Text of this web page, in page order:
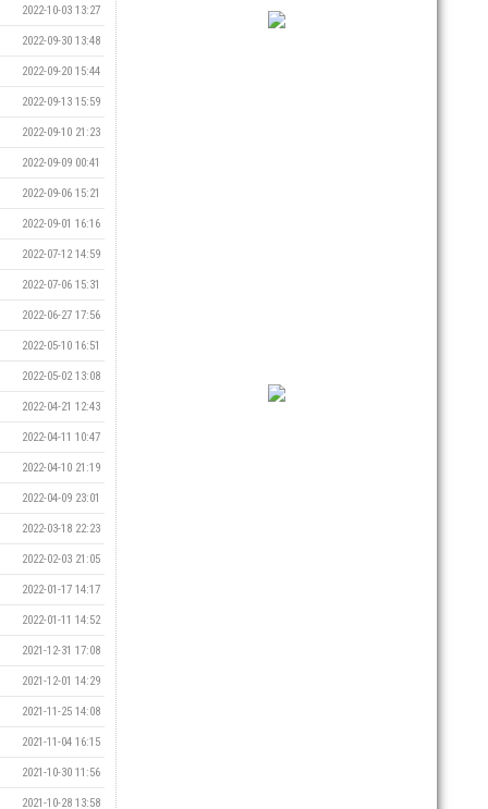
2022-10-03 13:27
2022-09-30 13:48
2022-09-20 15:44
2022-09-13 15:59
2022-09-10 21:23
2022-09-09 00:41
2022-09-06 15:21
2022-09-01 16:16
2022-07-12 14:59
2022-07-06 15:31
2022-06-27 17:56
2022-05-10 16:51
2022-05-02 13:08
2022-04-21 12:43
2022-04-11 10:47
2022-04-10 21:19
2022-04-09 23:01
2022-03-18 22:23
2022-02-03 21:05
2022-01-17 14:17
2022-01-11 14:52
2021-12-31 17:08
2021-12-01 14:29
2021-11-25 14:08
2021-11-04 16:15
2021-10-30 11:56
2021-10-28 13:58